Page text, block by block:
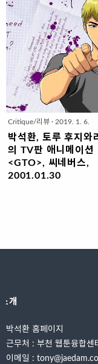
했던 김태곤 감독이 마음먹
액션과 코미디를 버무린 만
의 작품을 준비했다. 학원무
라는 새로운 장르명을 달고
화 는 ‘액션 미소년’ 장혁에
입히고 에서 관객의 눈을 번
했던 와이어액션을 도입했다
림액션이라는 장르코드는 영
에서 찾아보기 힘들다. 당연
영화DB 사이트들은 이 영화
에 애를 먹고 있다. 무협이
고, 액션이면 액션이지 ‘무림
‘학원’은 또 무슨 소리인가?
습적 매력이 상업적인 파급
Critique/리뷰 · 2019. 1. 6.
박석환, 토루 후지와
의 TV판 애니메이션
<GTO>, 씨네버스,
2001.01.30
으니 그 대표 주자는 ‘음란성
다. 이 장르 열풍의 진원지가
후지와라 작, 국내 출판명 ,
다. 학원폭력만화의 무쇠팔,
리, 무쇠머리의 주인공을 학
소개
박석환 홈페이지
근무처 : 부천 웹툰융합센
이메일 :